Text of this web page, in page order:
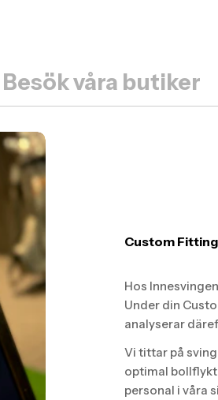
Besök våra butiker
Custom
Hos
Under din
analyserar
Vi tittar på
optimal bollflykt
personal i våra